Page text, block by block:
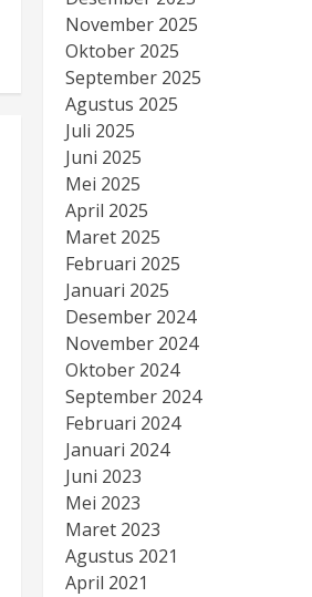
November 2025
Oktober 2025
September 2025
Agustus 2025
Juli 2025
Juni 2025
Mei 2025
April 2025
Maret 2025
Februari 2025
Januari 2025
Desember 2024
November 2024
Oktober 2024
September 2024
Februari 2024
Januari 2024
Juni 2023
Mei 2023
Maret 2023
Agustus 2021
April 2021